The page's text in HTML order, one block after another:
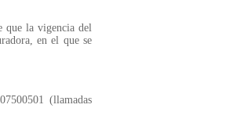
que la vigencia del
en el que se
(llamadas